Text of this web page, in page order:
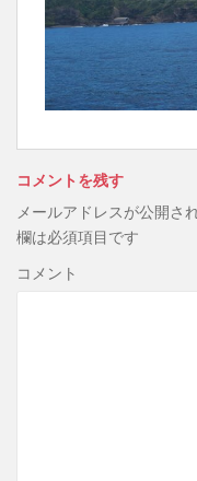
コメントを残す
メールアドレスが公開さ
欄は必須項目です
コメント